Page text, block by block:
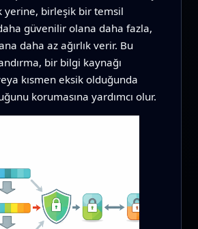
yerine, birleşik bir temsil
güvenilir olana daha fazla,
daha az ağırlık verir. Bu
bir bilgi kaynağı
kısmen eksik olduğunda
korumasına yardımcı olur.